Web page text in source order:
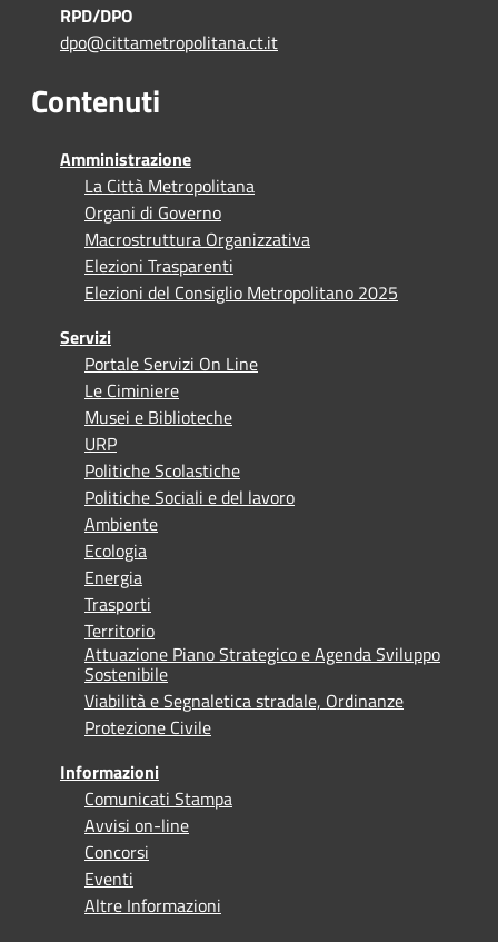
RPD/DPO
dpo@cittametropolitana.ct.it
Contenuti
Amministrazione
La Città Metropolitana
Organi di Governo
Macrostruttura Organizzativa
Elezioni Trasparenti
Elezioni del Consiglio Metropolitano 2025
Servizi
Portale Servizi On Line
Le Ciminiere
Musei e Biblioteche
URP
Politiche Scolastiche
Politiche Sociali e del lavoro
Ambiente
Ecologia
Energia
Trasporti
Territorio
Attuazione Piano Strategico e Agenda Sviluppo
Sostenibile
Viabilità e Segnaletica stradale, Ordinanze
Protezione Civile
Informazioni
Comunicati Stampa
Avvisi on-line
Concorsi
Eventi
Altre Informazioni